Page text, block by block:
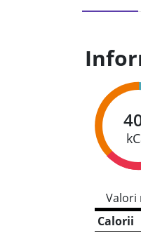
Valori
Calorii